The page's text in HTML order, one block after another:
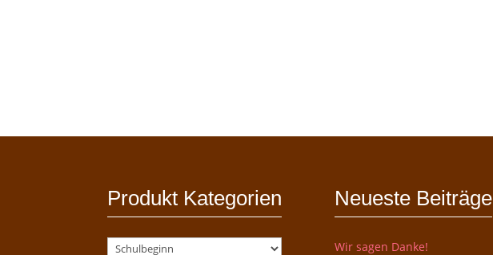
Produkt Kategorien Neueste Beiträge
Wir sagen Danke!